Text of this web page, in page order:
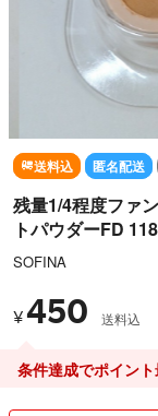
送料込 匿名配送
残量1/4程度ファ
トパウダーFD 118
SOFINA
¥450 送料込
条件達成でポイン